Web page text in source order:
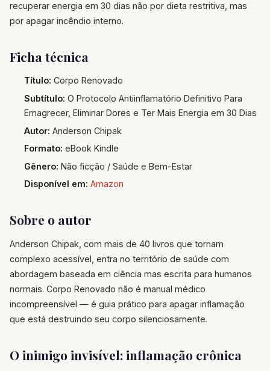
recuperar energia em 30 dias não por dieta restritiva, mas
por apagar incêndio interno.
Ficha técnica
Título: Corpo Renovado
Subtítulo: O Protocolo Antiinflamatório Definitivo Para
Emagrecer, Eliminar Dores e Ter Mais Energia em 30 Dias
Autor: Anderson Chipak
Formato: eBook Kindle
Gênero: Não ficção / Saúde e Bem-Estar
Disponível em: Amazon
Sobre o autor
Anderson Chipak, com mais de 40 livros que tornam
complexo acessível, entra no território de saúde com
abordagem baseada em ciência mas escrita para humanos
normais. Corpo Renovado não é manual médico
incompreensível — é guia prático para apagar inflamação
que está destruindo seu corpo silenciosamente.
O inimigo invisível: inflamação crônica